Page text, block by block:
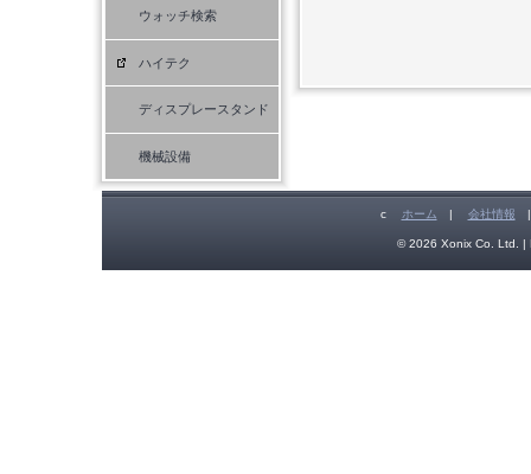
ウォッチ検索
ハイテク
ディスプレースタンド
機械設備
c ホーム | 会社情報
© 2026 Xonix Co. Ltd. |